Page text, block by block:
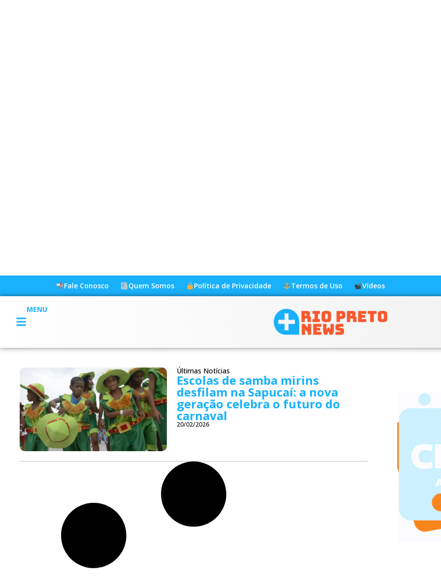
Fale Conosco Quem Somos Política de Privacidade Termos de Uso Vídeos
MENU
Últimas Notícias
Escolas de samba mirins
desfilam na Sapucaí: a nova
geração celebra o futuro do
carnaval
20/02/2026